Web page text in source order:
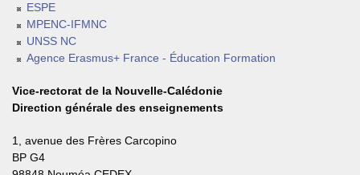
ESPE
MPENC-IFMNC
UNSS NC
Agence Erasmus+ France - Éducation Formation
Vice-rectorat de la Nouvelle-Calédonie
Direction générale des enseignements
1, avenue des Frères Carcopino
BP G4